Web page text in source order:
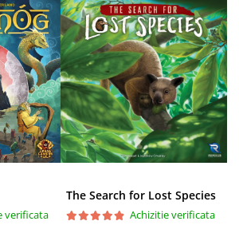
verificata
The Search for Lost Species
Achizitie verificata